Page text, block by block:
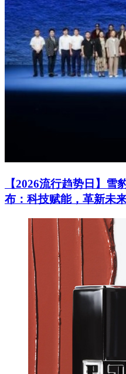
【2026流行趋势日】雪
布：科技赋能，革新未